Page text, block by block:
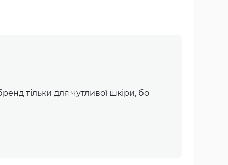
тільки для чутливої шкіри, бо